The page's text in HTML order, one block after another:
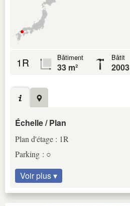
1R Bâtiment
33 m²
Bâtit
2003
Échelle / Plan
Plan d'étage : 1R
Parking : ○
Voir plus ▾